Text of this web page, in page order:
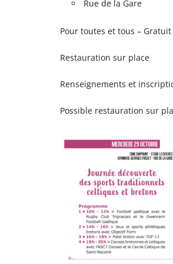
Rue de la Gare
Pour toutes et tous –
Restauration sur place
Renseignements et
Possible restauration sur